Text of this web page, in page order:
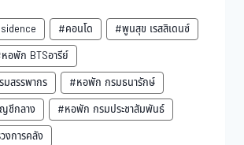
#คอนโด
#พูนสุข เรสสิเดนซ์
อพัก BTSอารีย์
สรรพากร
#หอพัก กรมธนารักษ์
ชีกลาง
#หอพัก กรมประชาสัมพันธ์
งการคลัง